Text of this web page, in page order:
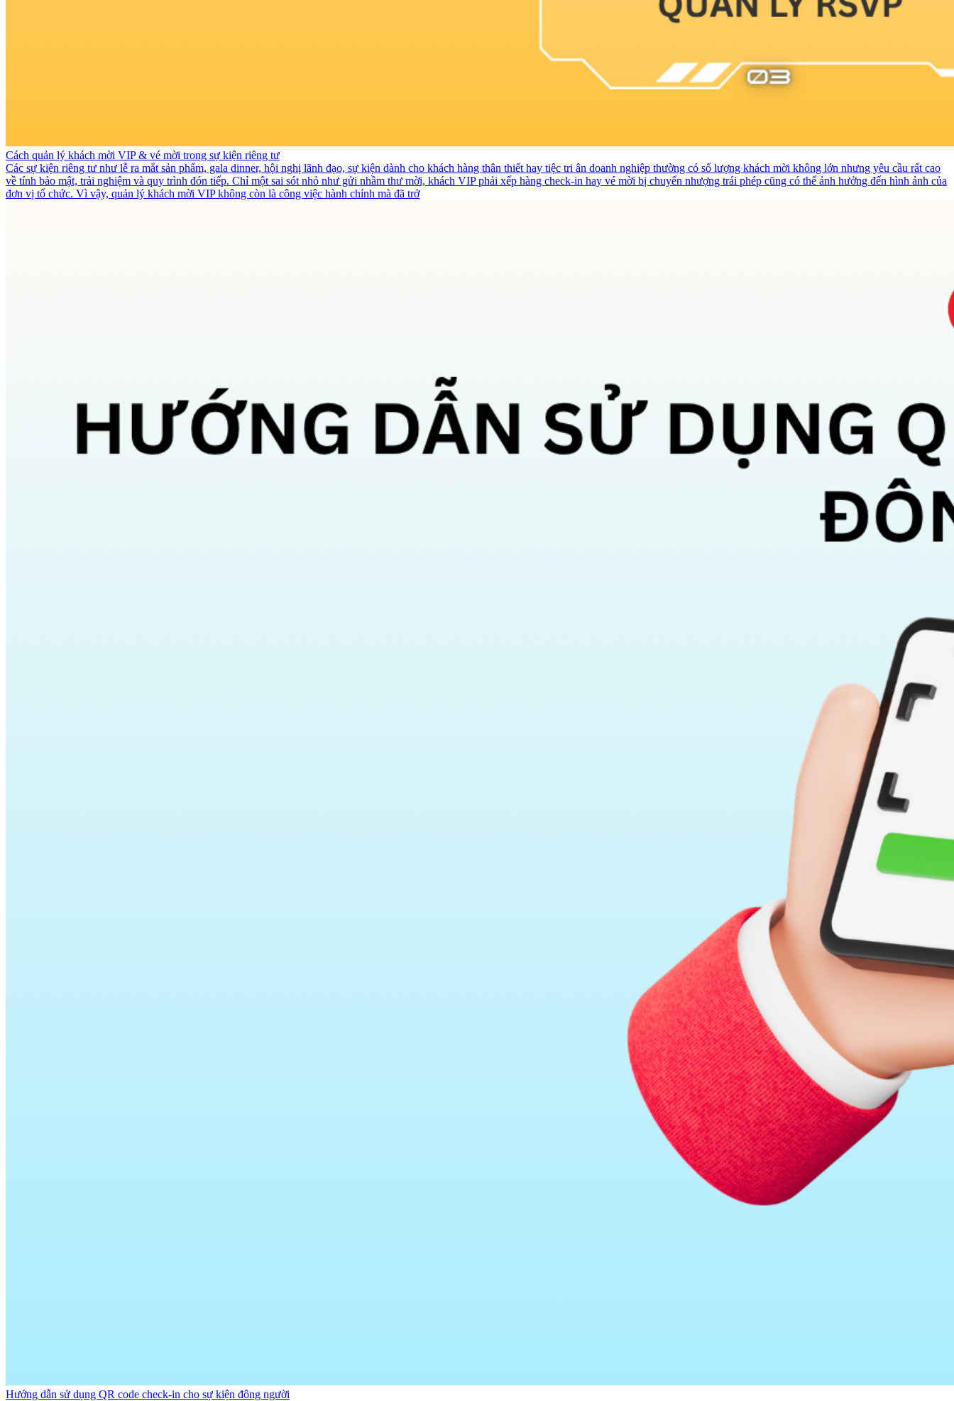
Cách quản lý khách mời VIP & vé mời trong sự kiện riêng tư
Các sự kiện riêng tư như lễ ra mắt sản phẩm, gala dinner, hội nghị lãnh đạo, sự kiện dành cho khách hàng thân thiết hay tiệc tri ân doanh nghiệp thường có số lượng khách mời không lớn nhưng yêu cầu rất cao
về tính bảo mật, trải nghiệm và quy trình đón tiếp. Chỉ một sai sót nhỏ như gửi nhầm thư mời, khách VIP phải xếp hàng check-in hay vé mời bị chuyển nhượng trái phép cũng có thể ảnh hưởng đến hình ảnh của
đơn vị tổ chức. Vì vậy, quản lý khách mời VIP không còn là công việc hành chính mà đã trở
Hướng dẫn sử dụng QR code check-in cho sự kiện đông người